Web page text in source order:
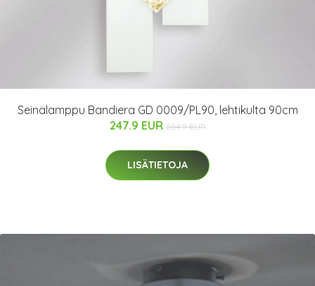
Seinälamppu Bandiera GD 0009/PL90, lehtikulta 90cm
247.9 EUR 264.9 EUR
LISÄTIETOJA